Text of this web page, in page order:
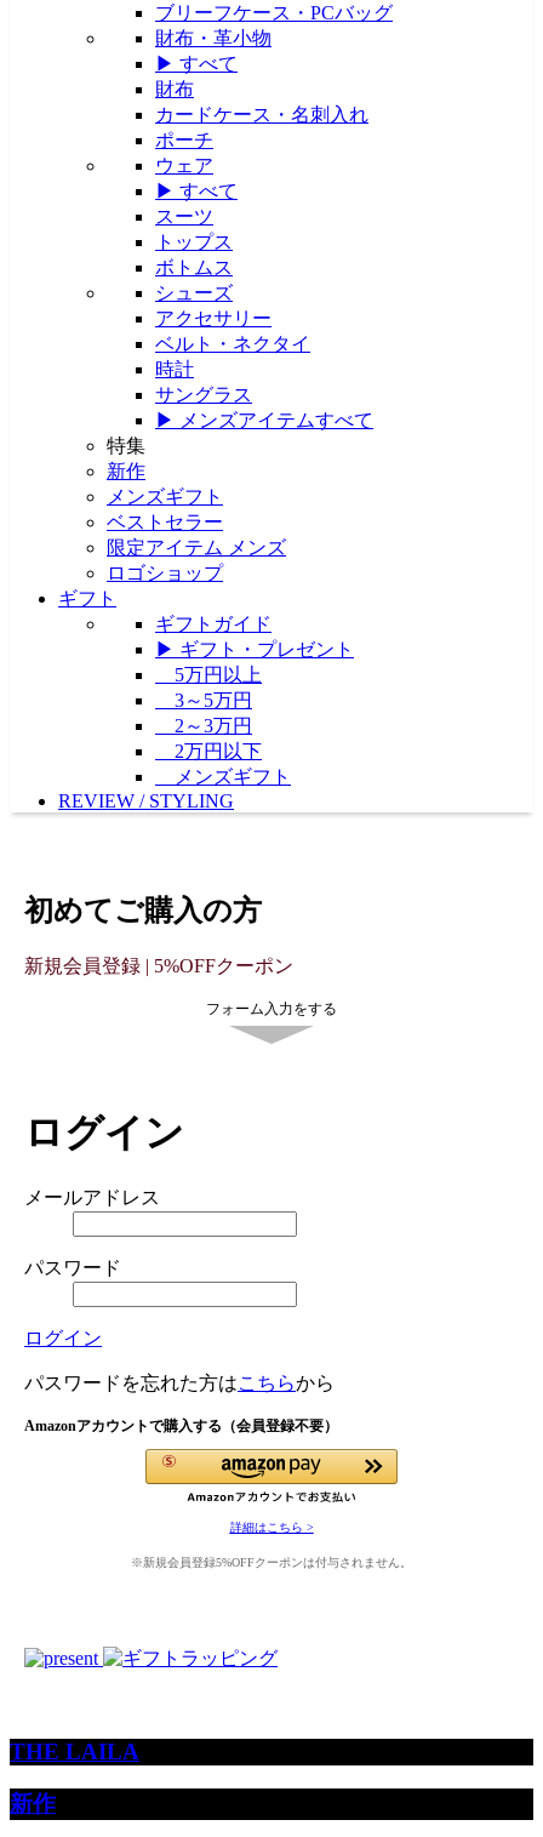
ブリーフケース・PCバッグ
財布・革小物
▶ すべて
財布
カードケース・名刺入れ
ポーチ
ウェア
▶ すべて
スーツ
トップス
ボトムス
シューズ
アクセサリー
ベルト・ネクタイ
時計
サングラス
▶ メンズアイテムすべて
特集
新作
メンズギフト
ベストセラー
限定アイテム メンズ
ロゴショップ
ギフト
ギフトガイド
▶ ギフト・プレゼント
5万円以上
3～5万円
2～3万円
2万円以下
メンズギフト
REVIEW / STYLING
初めてご購入の方
新規会員登録 | 5%OFFクーポン
フォーム入力をする
ログイン
メールアドレス
パスワード
ログイン
パスワードを忘れた方はこちらから
Amazonアカウントで購入する（会員登録不要）
詳細はこちら >
※新規会員登録5%OFFクーポンは付与されません。
THE LAILA
新作